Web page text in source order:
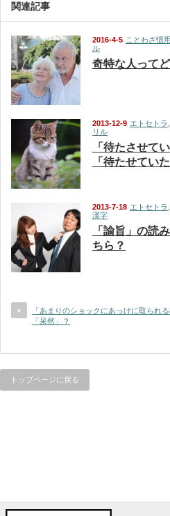
関連記事
2016-4-5 ことわざ慣
ル
奇特な人って
2013-12-9 エトセトラ
リル
「待たさせて
「待たせてい
2013-7-18 エトセトラ
漢字
「諭旨」の読
ちら？
「あまりのショックにあっけに取られ
「呆然」？
トップページに戻る